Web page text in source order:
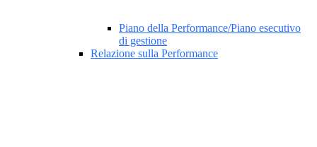
Piano della Performance/Piano esecutivo
di gestione
Relazione sulla Performance